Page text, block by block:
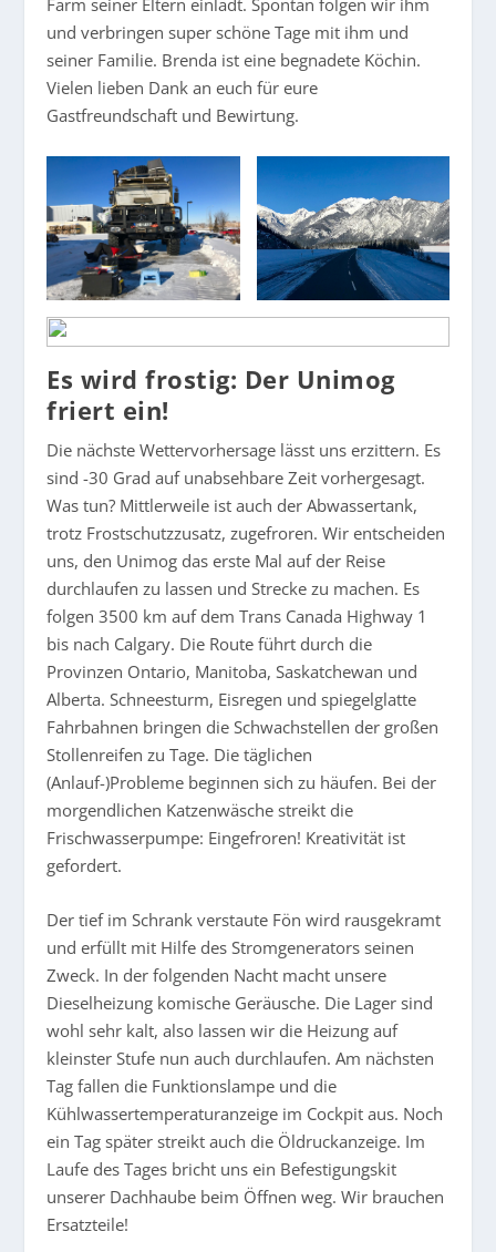
und verbringen super schöne Tage mit ihm und
seiner Familie. Brenda ist eine begnadete Köchin.
Vielen lieben Dank an euch für eure
Gastfreundschaft und Bewirtung.
Es wird frostig: Der Unimog
friert ein!
Die nächste Wettervorhersage lässt uns erzittern. Es
sind -30 Grad auf unabsehbare Zeit vorhergesagt.
Was tun? Mittlerweile ist auch der Abwassertank,
trotz Frostschutzzusatz, zugefroren. Wir entscheiden
uns, den Unimog das erste Mal auf der Reise
durchlaufen zu lassen und Strecke zu machen. Es
folgen 3500 km auf dem Trans Canada Highway 1
bis nach Calgary. Die Route führt durch die
Provinzen Ontario, Manitoba, Saskatchewan und
Alberta. Schneesturm, Eisregen und spiegelglatte
Fahrbahnen bringen die Schwachstellen der großen
Stollenreifen zu Tage. Die täglichen
(Anlauf-)Probleme beginnen sich zu häufen. Bei der
morgendlichen Katzenwäsche streikt die
Frischwasserpumpe: Eingefroren! Kreativität ist
gefordert.
Der tief im Schrank verstaute Fön wird rausgekramt
und erfüllt mit Hilfe des Stromgenerators seinen
Zweck. In der folgenden Nacht macht unsere
Dieselheizung komische Geräusche. Die Lager sind
wohl sehr kalt, also lassen wir die Heizung auf
kleinster Stufe nun auch durchlaufen. Am nächsten
Tag fallen die Funktionslampe und die
Kühlwassertemperaturanzeige im Cockpit aus. Noch
ein Tag später streikt auch die Öldruckanzeige. Im
Laufe des Tages bricht uns ein Befestigungskit
unserer Dachhaube beim Öffnen weg. Wir brauchen
Ersatzteile!